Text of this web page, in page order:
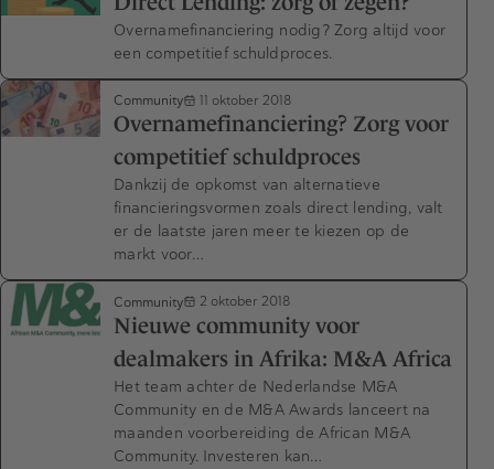
Overnamefinanciering nodig? Zorg altijd voor
een competitief schuldproces.
Community 11 oktober 2018
Overnamefinanciering? Zorg voor
competitief schuldproces
Dankzij de opkomst van alternatieve
financieringsvormen zoals direct lending, valt
er de laatste jaren meer te kiezen op de
markt voor…
Community 2 oktober 2018
Nieuwe community voor
dealmakers in Afrika: M&A Africa
Het team achter de Nederlandse M&A
Community en de M&A Awards lanceert na
maanden voorbereiding de African M&A
Community. Investeren kan…